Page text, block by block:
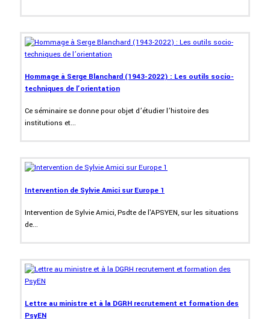
Hommage à Serge Blanchard (1943-2022) : Les outils socio-
techniques de l’orientation
Ce séminaire se donne pour objet d’étudier l’histoire des
institutions et...
Intervention de Sylvie Amici sur Europe 1
Intervention de Sylvie Amici, Psdte de l'APSYEN, sur les situations
de...
Lettre au ministre et à la DGRH recrutement et formation des
PsyEN